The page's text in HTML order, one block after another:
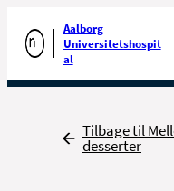
Gå til forsiden
Aalborg
Universitetshospit
al
Tilbage
Tilbage til
desserter